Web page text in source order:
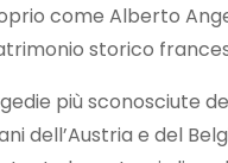
come Alberto
storico
più sconosciute
dell’Austria e del